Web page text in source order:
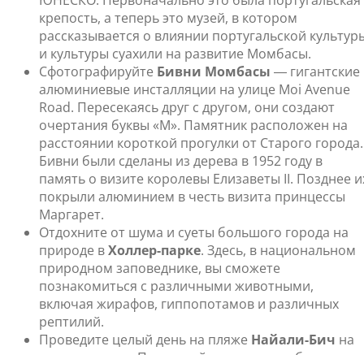
крепость, а теперь это музей, в котором
рассказывается о влиянии португальской
и культуры суахили на развитие Момбасы.
Сфотографируйте Бивни Момбасы ― гигантские
алюминиевые инсталляции на улице Moi Avenue
Road. Пересекаясь друг с другом, они создают
очертания буквы «М». Памятник расположен на
расстоянии короткой прогулки от Старого города.
Бивни были сделаны из дерева в 1952 году в
память о визите королевы Елизаветы II. Позднее
покрыли алюминием в честь визита принцессы
Маргарет.
Отдохните от шума и суеты большого города на
природе вХоллер-парке. Здесь, в национальном
природном заповеднике, вы сможете
познакомиться с различными животными,
включая жирафов, гиппопотамов и различных
рептилий.
Проведите целый день на пляже Найали-Бич на